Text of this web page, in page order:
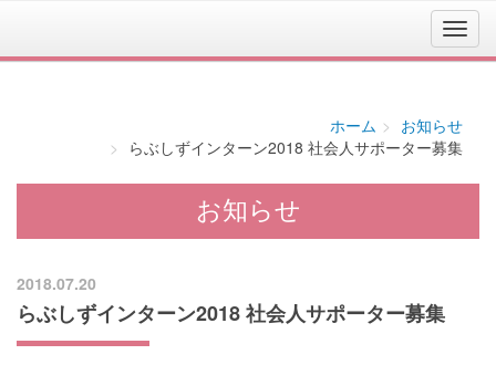
ホーム
お知らせ
らぶしずインターン2018 社会人サポーター募集
お知らせ
2018.07.20
らぶしずインターン2018 社会人サポーター募集